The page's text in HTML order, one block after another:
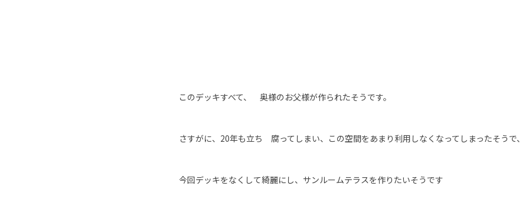
このデッキすべて、 奥様のお父様が作られたそうです。
さすがに、20年も立ち 腐ってしまい、この空間をあまり利用しなくなってしまったそうで、
今回デッキをなくして綺麗にし、サンルームテラスを作りたいそうです